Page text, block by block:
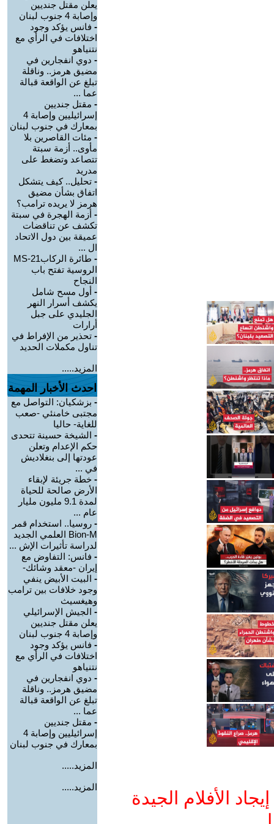
الأفلام الجيدة
يعلن مقتل جنديين
وإصابة 4 جنوب لبنان
- فانس يؤكد وجود
اختلافات في الرأي مع
نتنياهو
- دوي انفجارين في
مضيق هرمز.. وناقلة
تبلغ عن الواقعة قبالة
عما ...
- مقتل جنديين
إسرائيليين وإصابة 4
بمعارك في جنوب لبنان
- مئات القاصرين بلا
مأوى.. أزمة سبتة
تتصاعد وتضغط على
مدريد
- تحليل.. كيف يتشكل
اتفاق بشأن مضيق
هرمز لا يريده ترامب؟
- أزمة الهجرة في سبتة
تكشف عن تناقضات
عميقة بين دول الاتحاد
ال ...
-
طائرة الركابMS-21
الروسية تفتح باب
النجاح
- أول مسح شامل
يكشف أسرار النهر
الجليدي على جبل
أرارات
- تحذير من الإفراط في
تناول مكملات الحديد
المزيد.....
احدث الأخبار المهمة
- بزشكيان: التواصل مع
مجتبى خامنئي -صعب
للغاية- حاليا
- الشيخة حسينة تتحدى
حكم الإعدام وتعلن
عودتها إلى بنغلاديش
في ...
- خطة جريئة لإبقاء
الأرض صالحة للحياة
لمدة 9.1 مليون مليار
عام ...
- روسيا.. استخدام قمر
Bion-M العلمي الجديد
لدراسة تأثيرات الإش ...
- فانس: التفاوض مع
إيران -معقد وشائك-
- البيت الأبيض ينفي
وجود خلافات بين ترامب
وهيغسيث
- الجيش الإسرائيلي
يعلن مقتل جنديين
وإصابة 4 جنوب لبنان
- فانس يؤكد وجود
اختلافات في الرأي مع
نتنياهو
- دوي انفجارين في
مضيق هرمز.. وناقلة
تبلغ عن الواقعة قبالة
عما ...
- مقتل جنديين
إسرائيليين وإصابة 4
بمعارك في جنوب لبنان
المزيد.....
المزيد.....